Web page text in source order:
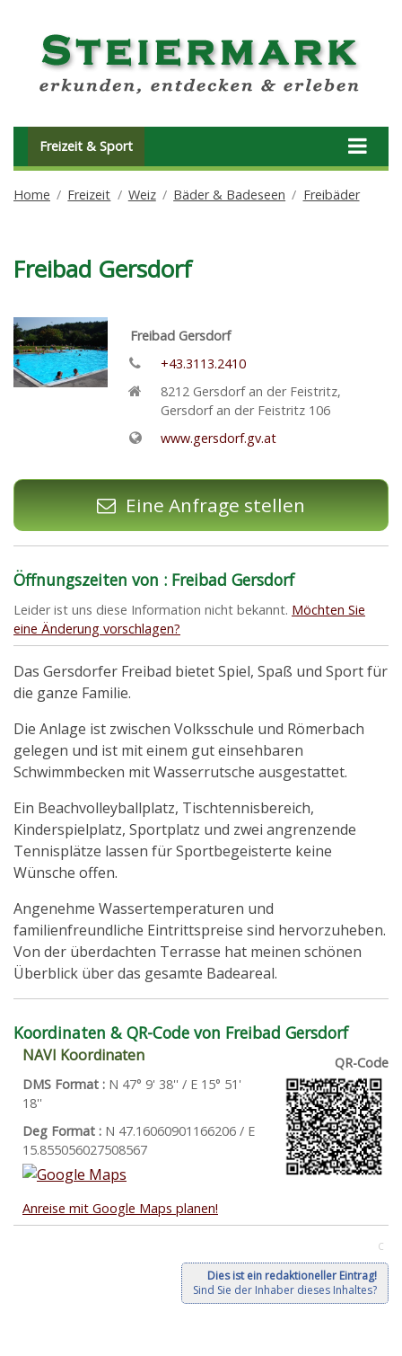
Freizeit & Sport
Home Freizeit Weiz Bäder & Badeseen Freibäder
Freibad Gersdorf
Freibad Gersdorf
+43.3113.2410
8212 Gersdorf an der Feistritz,
Gersdorf an der Feistritz 106
www.gersdorf.gv.at
Eine Anfrage stellen
Öffnungszeiten von : Freibad Gersdorf
Leider ist uns diese Information nicht bekannt. Möchten Sie
eine Änderung vorschlagen?
Das Gersdorfer Freibad bietet Spiel, Spaß und Sport für
die ganze Familie.
Die Anlage ist zwischen Volksschule und Römerbach
gelegen und ist mit einem gut einsehbaren
Schwimmbecken mit Wasserrutsche ausgestattet.
Ein Beachvolleyballplatz, Tischtennisbereich,
Kinderspielplatz, Sportplatz und zwei angrenzende
Tennisplätze lassen für Sportbegeisterte keine
Wünsche offen.
Angenehme Wassertemperaturen und
familienfreundliche Eintrittspreise sind hervorzuheben.
Von der überdachten Terrasse hat meinen schönen
Überblick über das gesamte Badeareal.
Koordinaten & QR-Code von Freibad Gersdorf
NAVI Koordinaten
DMS Format : N 47° 9' 38'' / E 15° 51'
18''
Deg Format : N 47.16060901166206 / E
15.855056027508567
Anreise mit Google Maps planen!
QR-Code
C
Dies ist ein redaktioneller Eintrag!
Sind Sie der Inhaber dieses Inhaltes?